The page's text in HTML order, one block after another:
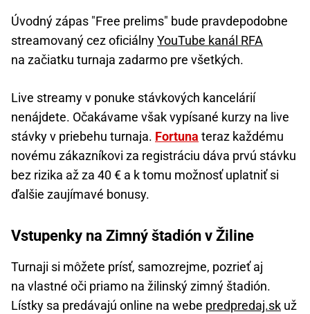
Úvodný zápas "Free prelims" bude pravdepodobne
streamovaný cez oficiálnyYouTube kanál RFA
na začiatku turnaja zadarmo pre všetkých.
Live streamy v ponuke stávkových kancelárií
nenájdete. Očakávame však vypísané kurzy na live
stávky v priebehu turnaja. Fortuna teraz každému
novému zákazníkovi za registráciu dáva prvú stávku
bez rizika až za 40 € a k tomu možnosť uplatniť si
ďalšie zaujímavé bonusy.
Vstupenky na Zimný štadión v Žiline
Turnaji si môžete prísť, samozrejme, pozrieť aj
na vlastné oči priamo na žilinský zimný štadión.
Lístky sa predávajú online na webe predpredaj.sk už